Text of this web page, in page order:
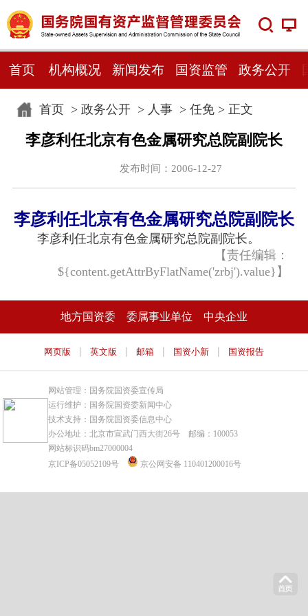
首页 机构概况 新闻发布 国资监管 政务公开
首页> 政务公开> 人事> 任免> 正文
李彦利任北京有色金属研究总院副院长
发布时间：2006-12-27
李彦利任北京有色金属研究总院副院长
李彦利任北京有色金属研究总院副院长。
【责任编辑：
${content.getAttrByFlatName('zrbj').value}】
地方国资委 委属事业单位 中央企业
网页版 | 英文版 | 邮箱 | 国资小新 | 国资报告
网站管理：国务院国资委宣传局
运行维护：国务院国资委新闻中心
技术支持：国务院国资委信息中心
办公地址：北京市宣武门西大街26号 邮编：100053
网站标识码bm27000004
京ICP备05052109号
京公网安备 110401200016号